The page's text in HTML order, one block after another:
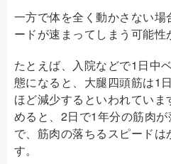
一方で体を全く動かさない
ードが速まってしまう可能性
たとえば、入院などで1日中
態になると、大腿四頭筋は1
ほど減少するといわれてい
めると、2日で1年分の筋肉
で、筋肉の落ちるスピードは
す。